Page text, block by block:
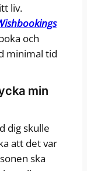
liv.
och
minimal tid
min
dig skulle
att det var
ska